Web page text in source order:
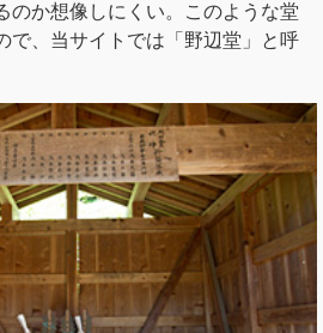
のか想像しにくい。このような堂
で、当サイトでは「野辺堂」と呼